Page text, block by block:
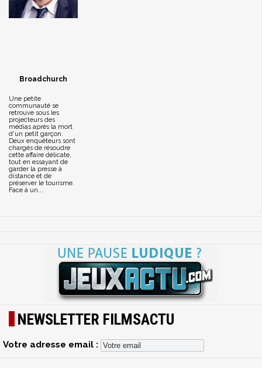
Broadchurch
Une petite
communauté se
retrouve sous les
projecteurs des
médias après la mort
d'un petit garçon.
Deux enquêteurs sont
chargés de résoudre
cette affaire délicate,
tout en essayant de
garder la presse à
distance et de
préserver le tourisme.
Face à un...
NEWSLETTER FILMSACTU
Votre adresse email :